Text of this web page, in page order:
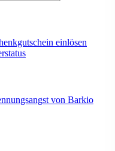
einlösen
von Barkio